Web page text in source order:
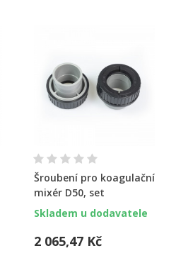
Šroubení pro koagulační
mixér D50, set
Skladem u dodavatele
2 065,47 Kč